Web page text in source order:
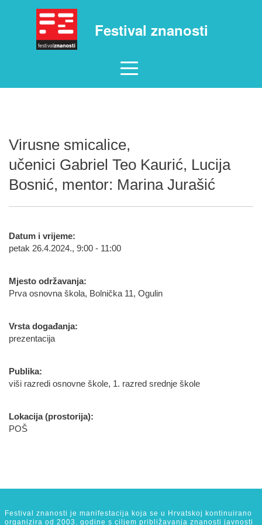
Festival znanosti
Virusne smicalice,
učenici Gabriel Teo Kaurić, Lucija
Bosnić, mentor: Marina Jurašić
Datum i vrijeme:
petak 26.4.2024., 9:00 - 11:00
Mjesto održavanja:
Prva osnovna škola, Bolnička 11, Ogulin
Vrsta događanja:
prezentacija
Publika:
viši razredi osnovne škole, 1. razred srednje škole
Lokacija (prostorija):
POŠ
Festival znanosti je manifestacija koja se u Hrvatskoj kontinuirano
organizira od 2003. godine s ciljem približavanja znanosti javnosti